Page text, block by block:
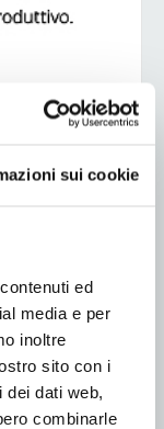
sui cookie
ed
media e per
inoltre
sito con i
dei dati web,
combinarle